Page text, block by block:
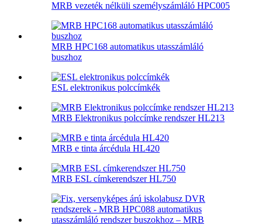
MRB vezeték nélküli személyszámláló HPC005
MRB HPC168 automatikus utasszámláló
buszhoz
ESL elektronikus polccímkék
MRB Elektronikus polccímke rendszer HL213
MRB e tinta árcédula HL420
MRB ESL címkerendszer HL750